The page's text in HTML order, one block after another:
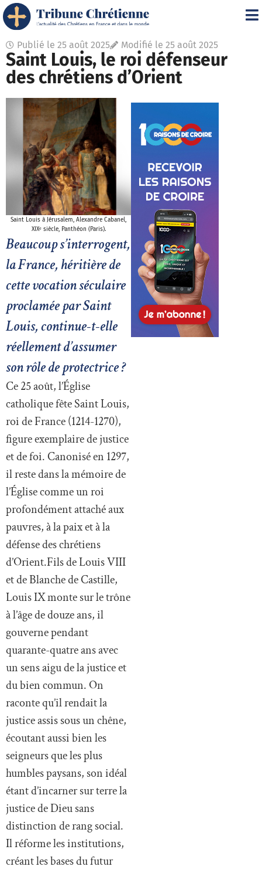
Publié le 25 août 2025 Modifié le 25 août 2025
Saint Louis, le roi défenseur
des chrétiens d’Orient
Saint Louis à Jérusalem, Alexandre Cabanel,
XIXᵉ siècle, Panthéon (Paris).
Beaucoup s’interrogent,
la France, héritière de
cette vocation séculaire
proclamée par Saint
Louis, continue-t-elle
réellement d’assumer
son rôle de protectrice ?
Ce 25 août, l’Église
catholique fête Saint Louis,
roi de France (1214-1270),
figure exemplaire de justice
et de foi. Canonisé en 1297,
il reste dans la mémoire de
l’Église comme un roi
profondément attaché aux
pauvres, à la paix et à la
défense des chrétiens
d’Orient.Fils de Louis VIII
et de Blanche de Castille,
Louis IX monte sur le trône
à l’âge de douze ans, il
gouverne pendant
quarante-quatre ans avec
un sens aigu de la justice et
du bien commun. On
raconte qu’il rendait la
justice assis sous un chêne,
écoutant aussi bien les
seigneurs que les plus
humbles paysans, son idéal
étant d’incarner sur terre la
justice de Dieu sans
distinction de rang social.
Il réforme les institutions,
créant les bases du futur